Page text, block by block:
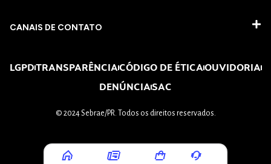
CANAIS DE CONTATO
LGPDTRANSPARÊNCIACÓDIGO DE ÉTICAOUVIDORIA
DENÚNCIASAC
© 2024 Sebrae/PR. Todos os direitos reservados.